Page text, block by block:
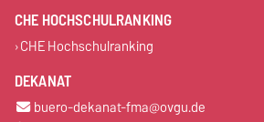
CHE HOCHSCHULRANKING
CHE Hochschulranking
DEKANAT
buero-dekanat-fma@ovgu.de